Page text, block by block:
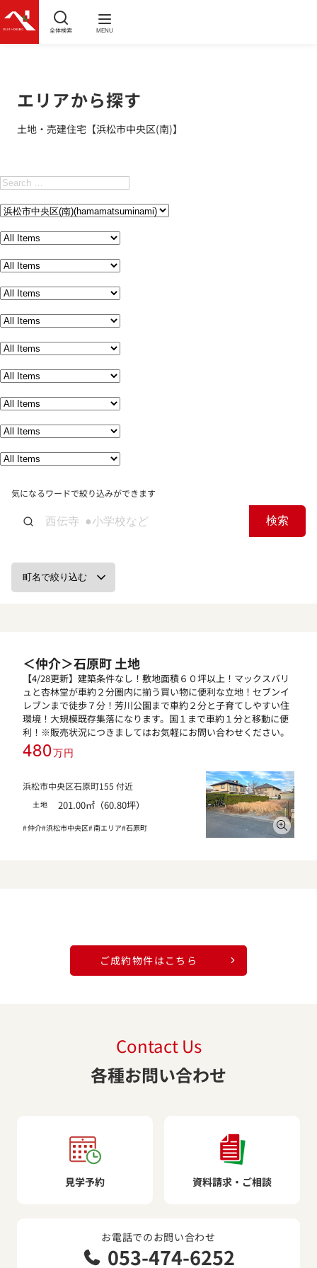
全体検索 MENU
エリアから探す
土地・売建住宅【浜松市中央区(南)】
気になるワードで絞り込みができます
検索
＜仲介＞石原町 土地
【4/28更新】建築条件なし！敷地面積６０坪以上！マックスバリ
ュと杏林堂が車約２分圏内に揃う買い物に便利な立地！セブンイ
レブンまで徒歩７分！芳川公園まで車約２分と子育てしやすい住
環境！大規模既存集落になります。国１まで車約１分と移動に便
利！※販売状況につきましてはお気軽にお問い合わせください。
480万円
浜松市中央区石原町155 付近
土地 201.00㎡（60.80坪）
仲介 浜松市中央区 南エリア 石原町
ご成約物件はこちら
Contact Us
各種お問い合わせ
見学予約 資料請求・ご相談
お電話でのお問い合わせ
053-474-6252